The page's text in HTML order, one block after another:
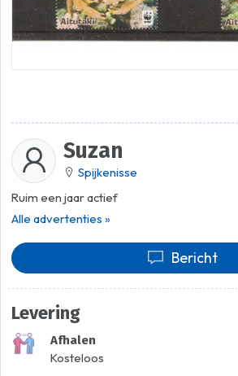
Suzan
Spijkenisse
Ruim een jaar actief
Alle advertenties »
Bericht
Levering
Afhalen
Kosteloos